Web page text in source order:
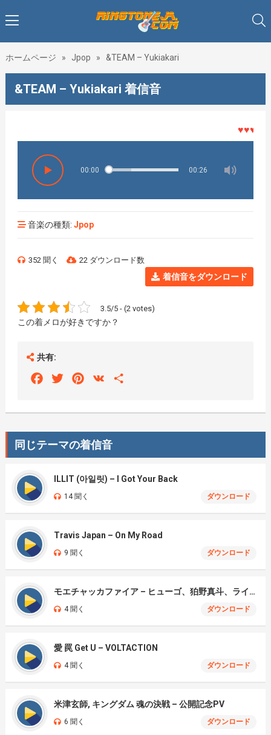
ホームページ » Jpop » &TEAM – Yukiakari
&TEAM – Yukiakari 着信音
♥♥♥着メ
00:00 00:26
音楽の種類: Jpop
352 聞く 22 ダウンロード数
着信音をダウンロード
3.5/5 - (2 votes)
この着メロが好きですか？
共有:
FacebookTwitterPinterest
VK
同じテーマの着信音
ILLIT (아일릿) – I Got Your Back
14 聞く ダウンロード
Travis Japan – On My Road
9 聞く ダウンロード
モエチャッカファイア – ヒューゴ、狛野真斗、ライト、セヴェリアン (Cover )
4 聞く ダウンロード
愛 罠 Get U – VOLTACTION
4 聞く ダウンロード
米津玄師, キングダム 魂の決戦 – 公開記念PV
6 聞く ダウンロード